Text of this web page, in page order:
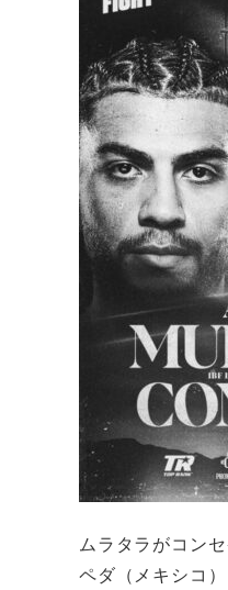
ムラタラがコン
ペダ（メキシコ